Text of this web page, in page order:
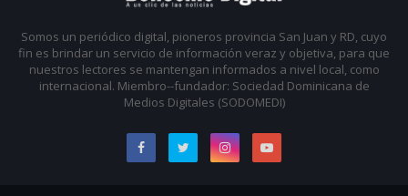
Somos un periódico digital, pioneros provincia San Juan y RD, cuyo
fin es brindar un servicio de información veraz y objetiva, para que
nuestros lectores se mantengan informados a nivel local, como
internacional. Miembro--fundador: Sociedad Dominicana de
Medios Digitales (SODOMEDI)